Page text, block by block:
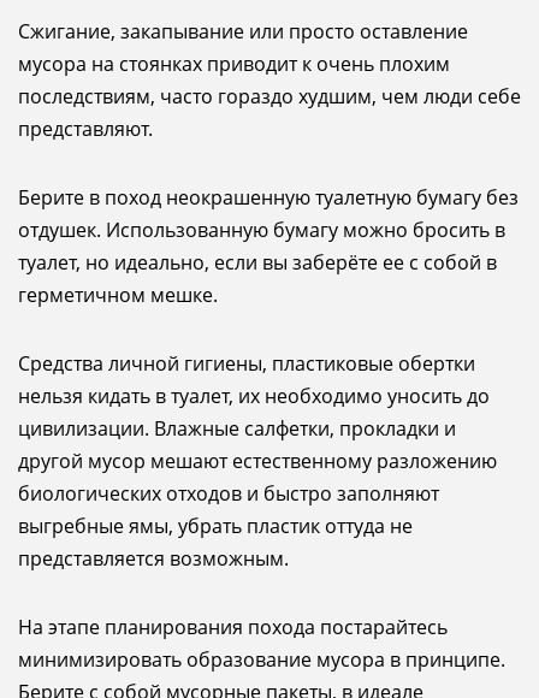
Сжигание, закапывание или просто оставление
мусора на стоянках приводит к очень плохим
последствиям, часто гораздо худшим, чем люди себе
представляют.
Берите в поход неокрашенную туалетную бумагу без
отдушек. Использованную бумагу можно бросить в
туалет, но идеально, если вы заберёте ее с собой в
герметичном мешке.
Средства личной гигиены, пластиковые обертки
нельзя кидать в туалет, их необходимо уносить до
цивилизации. Влажные салфетки, прокладки и
другой мусор мешают естественному разложению
биологических отходов и быстро заполняют
выгребные ямы, убрать пластик оттуда не
представляется возможным.
На этапе планирования похода постарайтесь
минимизировать образование мусора в принципе.
Берите с собой мусорные пакеты, в идеале